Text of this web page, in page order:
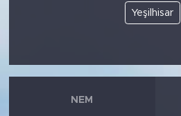
Yeşilhisar
NEM